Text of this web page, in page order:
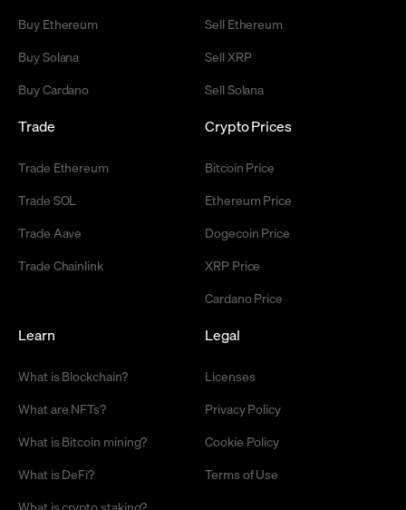
Buy Ethereum
Buy Solana
Buy Cardano
Sell Ethereum
Sell XRP
Sell Solana
Trade
Trade Ethereum
Trade SOL
Trade Aave
Trade Chainlink
Crypto Prices
Bitcoin Price
Ethereum Price
Dogecoin Price
XRP Price
Cardano Price
Learn
What is Blockchain?
What are NFTs?
What is Bitcoin mining?
What is DeFi?
What is crypto staking?
Legal
Licenses
Privacy Policy
Cookie Policy
Terms of Use